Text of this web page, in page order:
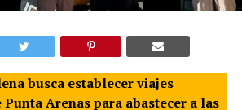
busca establecer viajes
Arenas para abastecer a las